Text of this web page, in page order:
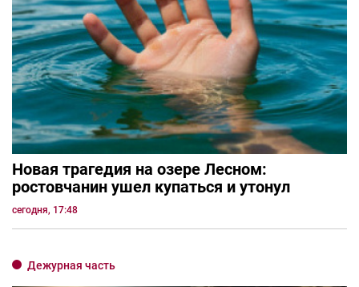
Новая трагедия на озере Лесном:
ростовчанин ушел купаться и утонул
сегодня, 17:48
Дежурная часть